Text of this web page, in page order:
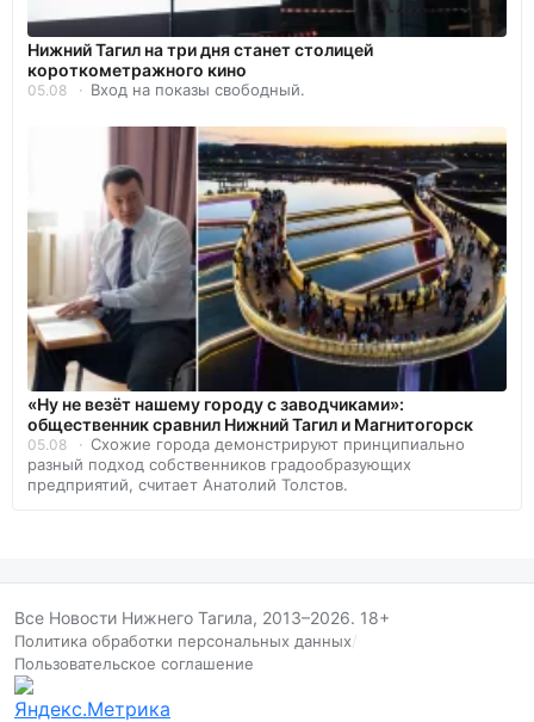
Нижний Тагил на три дня станет столицей
короткометражного кино
05.08 Вход на показы свободный.
«Ну не везёт нашему городу с заводчиками»:
общественник сравнил Нижний Тагил и Магнитогорск
05.08
Схожие города демонстрируют принципиально
разный подход собственников градообразующих
предприятий, считает Анатолий Толстов.
Все Новости Нижнего Тагила, 2013–2026. 18+
Политика обработки персональных данных/
Пользовательское соглашение